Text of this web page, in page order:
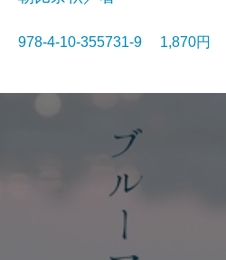
978-4-10-355731-9 1,870円